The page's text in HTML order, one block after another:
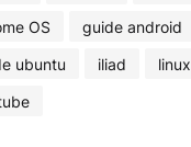
OS
guide android
ubuntu
iliad
linux